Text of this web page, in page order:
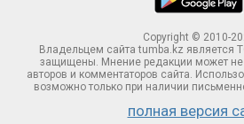
Copyright © 2010-
Владельцем сайта tumba.kz является
защищены. Мнение редакции может
авторов и комментаторов сайта.
возможно только при наличии
полная версия